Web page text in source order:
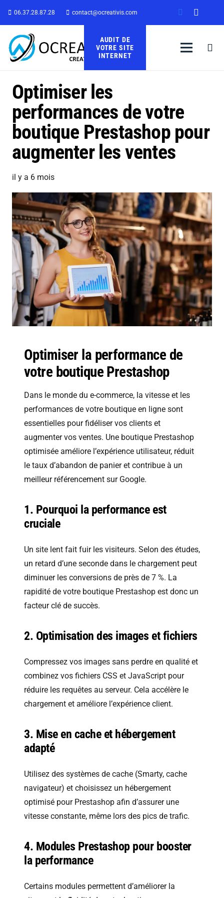
06.37.28.87.28 contact@ocreativis.com
AUDIT DE
VOTRE SITE
INTERNET
Optimiser les
performances de votre
boutique Prestashop pour
augmenter les ventes
il y a 6 mois
Optimiser la performance de
votre boutique Prestashop
Dans le monde du e-commerce, la vitesse et les
performances de votre boutique en ligne sont
essentielles pour fidéliser vos clients et
augmenter vos ventes. Une boutique Prestashop
optimisée améliore l’expérience utilisateur, réduit
le taux d’abandon de panier et contribue à un
meilleur référencement sur Google.
1. Pourquoi la performance est
cruciale
Un site lent fait fuir les visiteurs. Selon des études,
un retard d’une seconde dans le chargement peut
diminuer les conversions de près de 7 %. La
rapidité de votre boutique Prestashop est donc un
facteur clé de succès.
2. Optimisation des images et fichiers
Compressez vos images sans perdre en qualité et
combinez vos fichiers CSS et JavaScript pour
réduire les requêtes au serveur. Cela accélère le
chargement et améliore l’expérience client.
3. Mise en cache et hébergement
adapté
Utilisez des systèmes de cache (Smarty, cache
navigateur) et choisissez un hébergement
optimisé pour Prestashop afin d’assurer une
vitesse constante, même lors des pics de trafic.
4. Modules Prestashop pour booster
la performance
Certains modules permettent d’améliorer la